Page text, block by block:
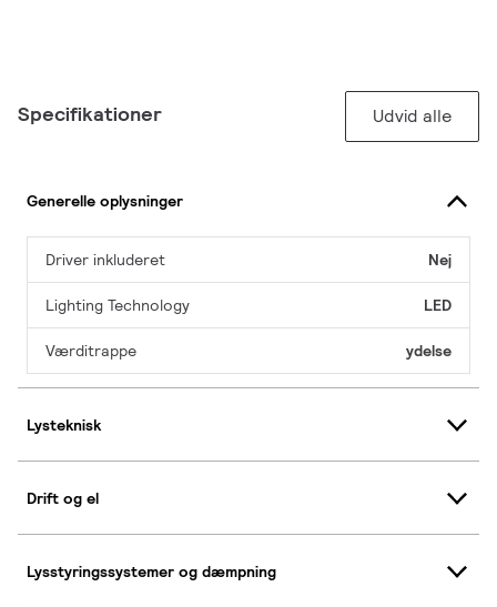
Specifikationer Udvid alle
Generelle oplysninger
Driver inkluderet Nej
Lighting Technology LED
Værditrappe ydelse
Lysteknisk
Drift og el
Lysstyringssystemer og dæmpning